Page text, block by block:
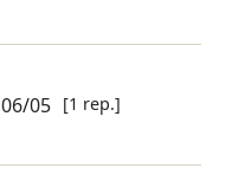
06/05 [1 rep.]